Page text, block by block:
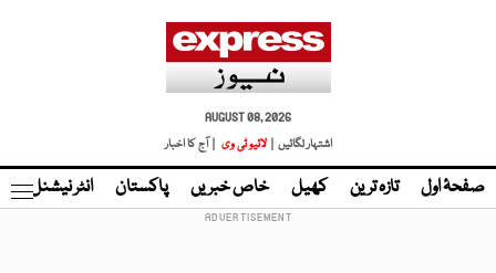
AUGUST 08, 2026
اشتہار لگائیں |
لائیو ٹی وی | آج کا اخبار
صفحۂ اول تازہ ترین کھیل خاص خبریں پاکستان انٹر نیشنل